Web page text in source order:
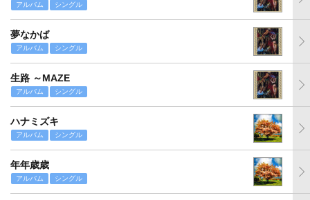
アルバム シングル
夢なかば
アルバム シングル
生路 ～MAZE
アルバム シングル
ハナミズキ
アルバム シングル
年年歳歳
アルバム シングル